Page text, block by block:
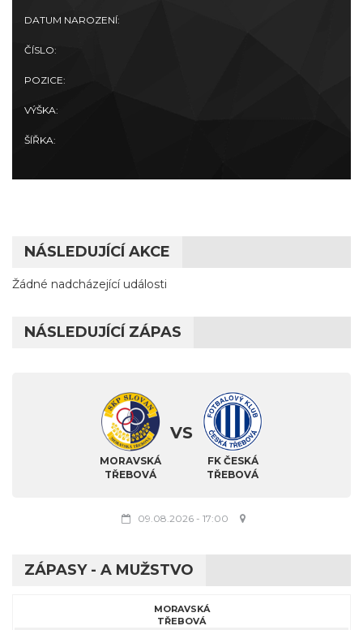
DATUM NAROZENÍ:
ČÍSLO:
POZICE:
VÝŠKA:
ŠÍŘKA:
NÁSLEDUJÍCÍ AKCE
Žádné nadcházející události
NÁSLEDUJÍCÍ ZÁPAS
MORAVSKÁ
TŘEBOVÁ
VS
FK ČESKÁ
TŘEBOVÁ
09.08.2026 - 17:00
ZÁPASY - A MUŽSTVO
MORAVSKÁ
TŘEBOVÁ